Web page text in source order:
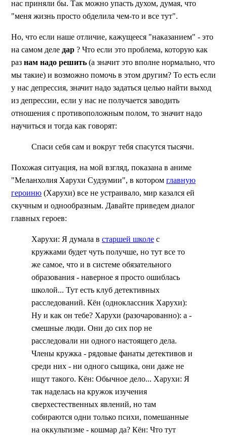
нас приняли бы. Так можно упасть духом, думая, что
"меня жизнь просто обделила чем-то и все тут".
Но, что если наше отличие, кажущееся "наказанием" - это
на самом деле дар ? Что если это проблема, которую как
раз нам надо решить (а значит это вполне нормально, что
мы такие) и возможно помочь в этом другим? То есть если
у нас депрессия, значит надо задаться целью найти выход
из депрессии, если у нас не получается заводить
отношения с противоположным полом, то значит надо
научиться и тогда как говорят:
Cпаси себя сам и вокруг тебя спасутся тысячи.
Похожая ситуация, на мой взгляд, показана в аниме
"Меланхолия Харухи Судзумии", в котором главную
героиню (Харухи) все не устраивало, мир казался ей
скучным и однообразным. Давайте приведем диалог
главных героев:
Харухи: Я думала в старшей школе с
кружками будет чуть получше, но тут все то
же самое, что и в системе обязательного
образования - наверное я просто ошиблась
школой... Тут есть клуб детективных
расследований. Кён (одноклассник Харухи):
Ну и как он тебе? Харухи (разочарованно): а -
смешные люди. Они до сих пор не
расследовали ни одного настоящего дела.
Члены кружка - рядовые фанаты детективов и
среди них - ни одного сыщика, они даже не
ищут такого. Кён: Обычное дело... Харухи: Я
так наделась на кружок изучения
сверхестественных явлений, но там
собираются одни только психи, помешанные
на оккультизме - кошмар да? Кён: Что тут